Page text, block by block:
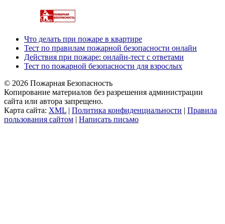
Что делать при пожаре в квартире
Тест по правилам пожарной безопасности онлайн
Действия при пожаре: онлайн-тест с ответами
Тест по пожарной безопасности для взрослых
© 2026 Пожарная Безопасность
Копирование материалов без разрешения администрации
сайта или автора запрещено.
Карта сайта: XML | Политика конфиденциальности | Правила
пользования сайтом | Написать письмо